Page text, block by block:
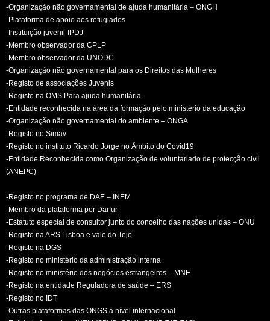
-Organização não governamental de ajuda humanitária – ONGH
-Plataforma de apoio aos refugiados
-Instituição juvenil-IPDJ
-Membro observador da CPLP
-Membro observador da UNODC
-Organização não governamental para os Direitos das Mulheres
-Registo de associações Juvenis
-Registo na OMS Para ajuda humanitária
-Entidade reconhecida na área da formação pelo ministério da educação
-Organização não governamental do ambiente – ONGA
-Registo no Simav
-Registo no instituto Ricardo Jorge no Âmbito do Covid19
-Entidade Reconhecida como Organização de voluntariado de protecção civil
(ANEPC)
-Registo no programa de DAE – INEM
-Membro da plataforma por Darfur
-Estatuto especial de consultor junto do concelho das nações unidas – ONU
-Registo na ARS Lisboa e vale do Tejo
-Registo na DGS
-Registo no ministério da administração interna
-Registo no ministério dos negócios estrangeiros – MNE
-Registo na entidade Reguladora de saúde – ERS
-Registo no IDT
-Outras plataformas das ONGS a nível internacional